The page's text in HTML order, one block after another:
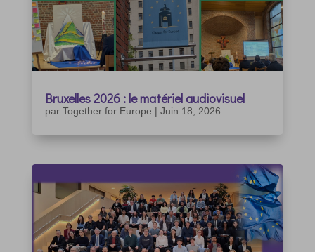
Bruxelles 2026 : le matériel audiovisuel
par Together for Europe | Juin 18, 2026